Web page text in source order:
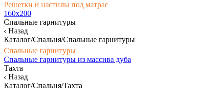
Решетки и настилы под матрас
160х200
Спальные гарнитуры
Назад
Каталог/Спальня/Спальные гарнитуры
Спальные гарнитуры
Спальные гарнитуры из массива дуба
Тахта
Назад
Каталог/Спальня/Тахта